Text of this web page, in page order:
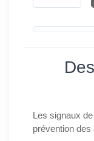
Les signaux
prévention